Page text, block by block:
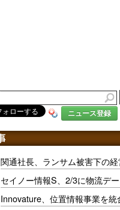
ニュース登録
関通社長、ランサム被害下の
セイノー情報S、2/3に物流デ
Innovature、位置情報事業を統